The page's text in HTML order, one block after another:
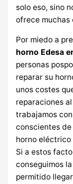
solo eso, sino
ofrece muchas
Por miedo a
horno Edesa
personas
reparar su
unos costes
reparaciones
trabajamos
conscientes
horno eléctrico
Si a estos
conseguimos
permitido